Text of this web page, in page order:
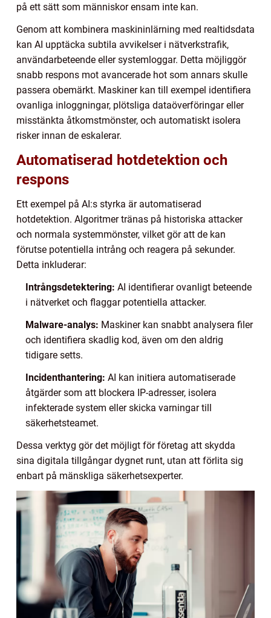
på ett sätt som människor ensam inte kan.
Genom att kombinera maskininlärning med realtidsdata
kan AI upptäcka subtila avvikelser i nätverkstrafik,
användarbeteende eller systemloggar. Detta möjliggör
snabb respons mot avancerade hot som annars skulle
passera obemärkt. Maskiner kan till exempel identifiera
ovanliga inloggningar, plötsliga dataöverföringar eller
misstänkta åtkomstmönster, och automatiskt isolera
risker innan de eskalerar.
Automatiserad hotdetektion och
respons
Ett exempel på AI:s styrka är automatiserad
hotdetektion. Algoritmer tränas på historiska attacker
och normala systemmönster, vilket gör att de kan
förutse potentiella intrång och reagera på sekunder.
Detta inkluderar:
Intrångsdetektering: AI identifierar ovanligt beteende
i nätverket och flaggar potentiella attacker.
Malware-analys: Maskiner kan snabbt analysera filer
och identifiera skadlig kod, även om den aldrig
tidigare setts.
Incidenthantering: AI kan initiera automatiserade
åtgärder som att blockera IP-adresser, isolera
infekterade system eller skicka varningar till
säkerhetsteamet.
Dessa verktyg gör det möjligt för företag att skydda
sina digitala tillgångar dygnet runt, utan att förlita sig
enbart på mänskliga säkerhetsexperter.